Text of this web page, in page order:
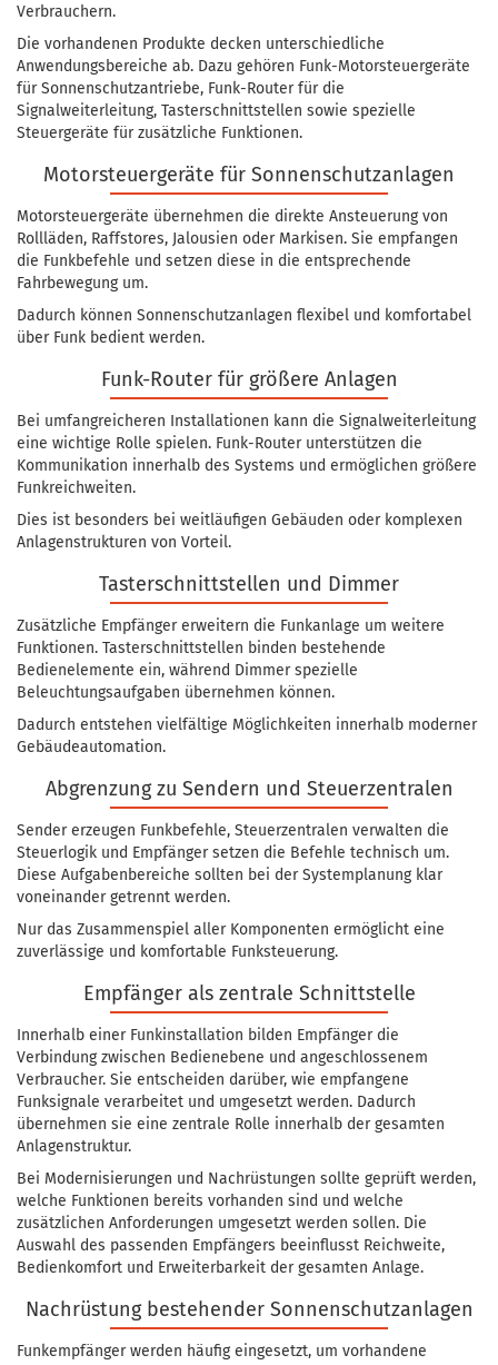
Verbrauchern.
Die vorhandenen Produkte decken unterschiedliche
Anwendungsbereiche ab. Dazu gehören Funk-Motorsteuergeräte
für Sonnenschutzantriebe, Funk-Router für die
Signalweiterleitung, Tasterschnittstellen sowie spezielle
Steuergeräte für zusätzliche Funktionen.
Motorsteuergeräte für Sonnenschutzanlagen
Motorsteuergeräte übernehmen die direkte Ansteuerung von
Rollläden, Raffstores, Jalousien oder Markisen. Sie empfangen
die Funkbefehle und setzen diese in die entsprechende
Fahrbewegung um.
Dadurch können Sonnenschutzanlagen flexibel und komfortabel
über Funk bedient werden.
Funk-Router für größere Anlagen
Bei umfangreicheren Installationen kann die Signalweiterleitung
eine wichtige Rolle spielen. Funk-Router unterstützen die
Kommunikation innerhalb des Systems und ermöglichen größere
Funkreichweiten.
Dies ist besonders bei weitläufigen Gebäuden oder komplexen
Anlagenstrukturen von Vorteil.
Tasterschnittstellen und Dimmer
Zusätzliche Empfänger erweitern die Funkanlage um weitere
Funktionen. Tasterschnittstellen binden bestehende
Bedienelemente ein, während Dimmer spezielle
Beleuchtungsaufgaben übernehmen können.
Dadurch entstehen vielfältige Möglichkeiten innerhalb moderner
Gebäudeautomation.
Abgrenzung zu Sendern und Steuerzentralen
Sender erzeugen Funkbefehle, Steuerzentralen verwalten die
Steuerlogik und Empfänger setzen die Befehle technisch um.
Diese Aufgabenbereiche sollten bei der Systemplanung klar
voneinander getrennt werden.
Nur das Zusammenspiel aller Komponenten ermöglicht eine
zuverlässige und komfortable Funksteuerung.
Empfänger als zentrale Schnittstelle
Innerhalb einer Funkinstallation bilden Empfänger die
Verbindung zwischen Bedienebene und angeschlossenem
Verbraucher. Sie entscheiden darüber, wie empfangene
Funksignale verarbeitet und umgesetzt werden. Dadurch
übernehmen sie eine zentrale Rolle innerhalb der gesamten
Anlagenstruktur.
Bei Modernisierungen und Nachrüstungen sollte geprüft werden,
welche Funktionen bereits vorhanden sind und welche
zusätzlichen Anforderungen umgesetzt werden sollen. Die
Auswahl des passenden Empfängers beeinflusst Reichweite,
Bedienkomfort und Erweiterbarkeit der gesamten Anlage.
Nachrüstung bestehender Sonnenschutzanlagen
Funkempfänger werden häufig eingesetzt, um vorhandene